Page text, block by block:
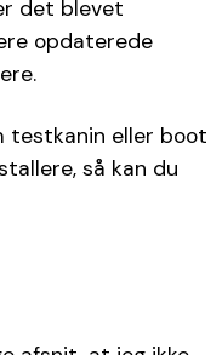
det blevet
opdaterede
testkanin eller boot
så kan du